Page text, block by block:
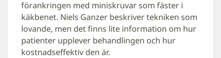
förankringen med miniskruvar som fäster i
käkbenet. Niels Ganzer beskriver tekniken som
lovande, men det finns lite information om hur
patienter upplever behandlingen och hur
kostnadseffektiv den är.